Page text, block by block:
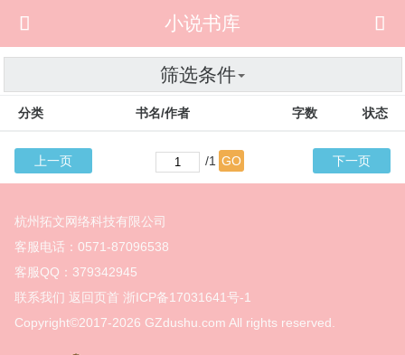
 
小说书库
筛选条件
分类 书名/作者 字数 状态
上一页 /1 GO 下一页
杭州拓文网络科技有限公司
客服电话：0571-87096538
客服QQ：379342945
联系我们 返回页首 浙ICP备17031641号-1
Copyright©2017-2026 GZdushu.com All rights reserved.